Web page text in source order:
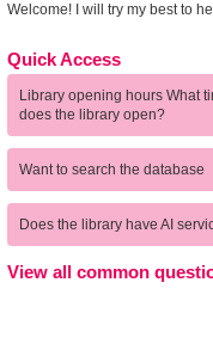
ารกำกับ
ด
บังคับ
มมือ
บริการ
Voice
Direct
Welcome! I will try my best to
Quick Access
Library opening hours What
does the library open?
Want to search the database
Does the library have AI
View all common